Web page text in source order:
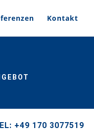
Kontakt
+49 170 3077519